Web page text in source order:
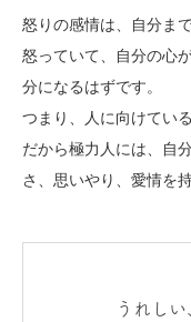
怒りの感情は、自分ま
怒っていて、自分の心
分になるはずです。
つまり、人に向けてい
だから極力人には、自
さ、思いやり、愛情を
うれし